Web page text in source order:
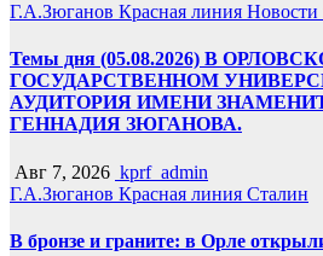
Г.А.Зюганов Красная линия Новости
Темы дня (05.08.2026) В
ГОСУДАРСТВЕННОМ
АУДИТОРИЯ ИМЕНИ
ГЕННАДИЯ ЗЮГАНОВА.
Авг 7, 2026 kprf_admin
Г.А.Зюганов Красная линия Сталин
В бронзе и граните: в Орле